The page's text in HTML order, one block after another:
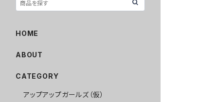
HOME
ABOUT
CATEGORY
アップアップガールズ（仮）